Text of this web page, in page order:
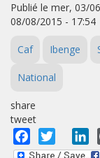
Publié le mer, 03/
08/08/2015 - 17:54
Caf Ibenge
National
share
tweet
Facebook
Twitter